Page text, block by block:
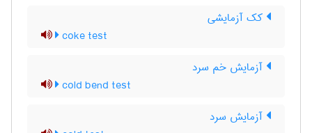
کک آزمایشی
coke test
آزمایش خم سرد
cold bend test
آزمایش سرد